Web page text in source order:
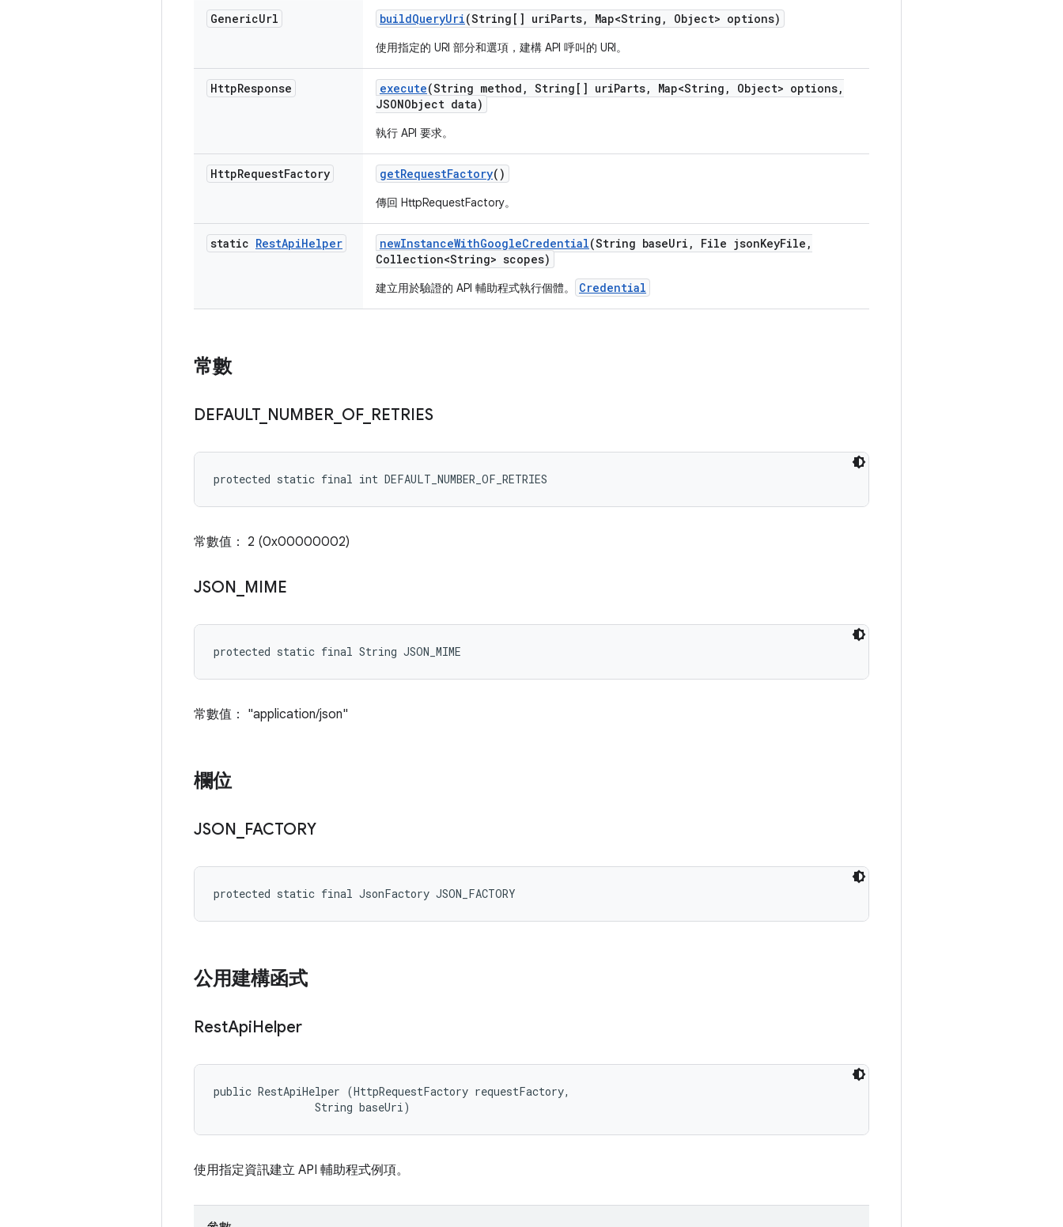
GenericUrl buildQueryUri(String[] uriParts, Map<String , Object> options)
使用指定的 URI 部分和選項，建構 API 呼叫的 URI。
HttpResponse execute(String method , String[] uriParts, Map<String , Object> options,
JSONObject data)
執行 API 要求。
HttpRequestFactory getRequestFactory()
傳回 HttpRequestFactory。
static RestApiHelper newInstanceWithGoogleCredential(String baseUri , File jsonKeyFile ,
Collection<String> scopes)
建立用於驗證的 API 輔助程式執行個體。 Credential
常數
DEFAULT_ NUMBER OF_ RETRIES
protected static final int DEFAULT_NUMBER_OF_RETRIES
常數值： 2 (0x00000002)
JSON MIME
protected static final String JSON_MIME
常數值： "application/json"
欄位
JSON FACTORY
protected static final JsonFactory JSON_FACTORY
公用建構函式
RestApiHelper
public RestApiHelper (HttpRequestFactory requestFactory,
                String baseUri)
使用指定資訊建立 API 輔助程式例項。